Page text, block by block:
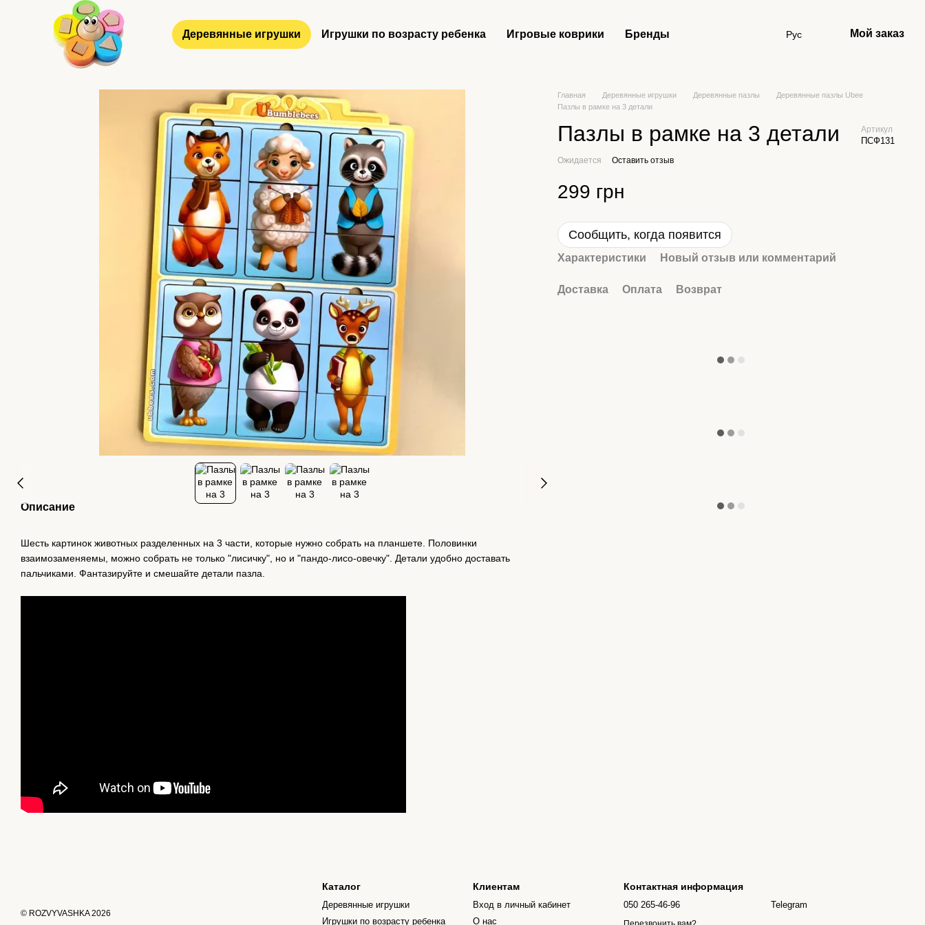
Перейти к основному контенту
Деревянные игрушки Игрушки по возрасту ребенка Игровые коврики Бренды Рус Мой заказ
Описание
Шесть картинок животных разделенных на 3 части, которые нужно собрать на планшете. Половинки
взаимозаменяемы, можно собрать не только "лисичку", но и "пандо-лисо-овечку". Детали удобно доставать
пальчиками. Фантазируйте и смешайте детали пазла.
Главная Деревянные игрушки Деревянные пазлы
Деревянные пазлы Ubee
Пазлы в рамке на 3 детали
Пазлы в рамке на 3 детали Артикул
ПСФ131
Ожидается Оставить отзыв
299 грн
Сообщить, когда появится
Характеристики Новый отзыв или комментарий
Доставка Оплата Возврат
© ROZVYVASHKA 2026
Каталог
Деревянные игрушки
Игрушки по возрасту ребенка
Клиентам
Вход в личный кабинет
О нас
Контактная информация
050 265-46-96 Telegram